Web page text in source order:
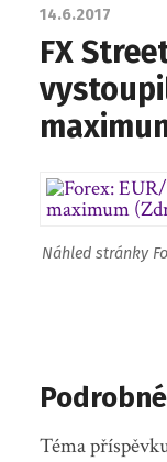
14.6.2017
FX
Náhled stránky
Téma